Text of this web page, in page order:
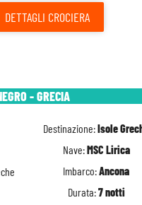
DETTAGLI CROCIERA
- GRECIA
Destinazione:Isole
Nave:MSC Lirica
Imbarco:Ancona
Durata:7 notti